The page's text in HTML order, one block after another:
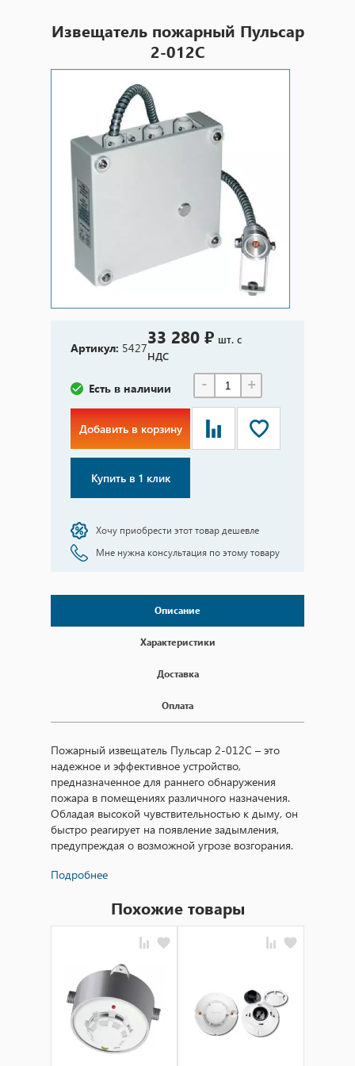
Извещатель пожарный Пульсар
2-012С
Артикул: 542733 280 ₽ шт. с
НДС
Есть в наличии - +
Добавить в корзину
Купить в 1 клик
Хочу приобрести этот товар дешевле
Мне нужна консультация по этому товару
Описание
Характеристики
Доставка
Оплата
Пожарный извещатель Пульсар 2-012С – это
надежное и эффективное устройство,
предназначенное для раннего обнаружения
пожара в помещениях различного назначения.
Обладая высокой чувствительностью к дыму, он
быстро реагирует на появление задымления,
предупреждая о возможной угрозе возгорания.
Технические характеристики извещателя Пульсар
1. Чувствительность: извещатель способен
обнаруживать дым с концентрацией до 0,1–
концентрации дыма при начале горения).
2. Надежность: устройство оснащено
современными компонентами и прошло
сертификацию на соответствие всем стандартам
безопасности.
3. Сигнализация: в случае обнаружения дыма,
Подробнее
Похожие товары